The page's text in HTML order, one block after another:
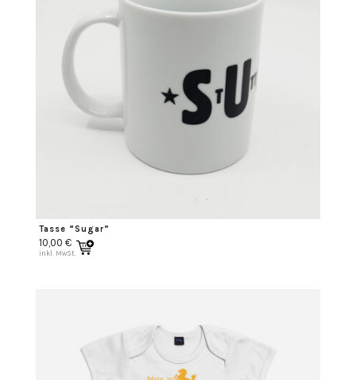
Tasse “Sugar”
10,00 €
inkl. MwSt.